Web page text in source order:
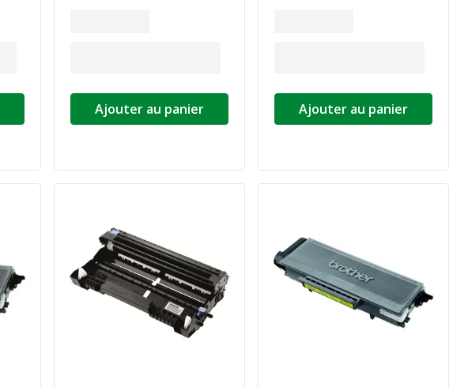
Ajouter au panier Ajouter au panier